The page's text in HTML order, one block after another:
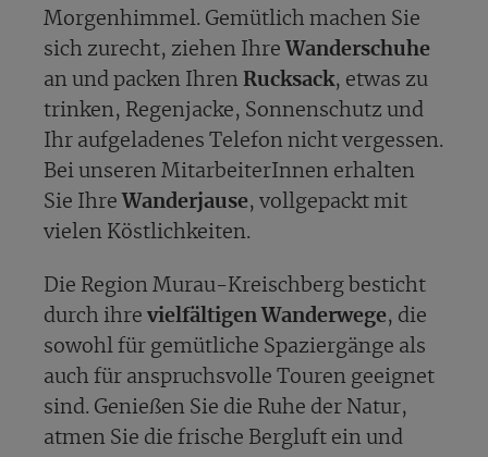
Morgenhimmel. Gemütlich machen Sie
sich zurecht, ziehen Ihre Wanderschuhe
an und packen Ihren Rucksack, etwas zu
trinken, Regenjacke, Sonnenschutz und
Ihr aufgeladenes Telefon nicht vergessen.
Bei unseren MitarbeiterInnen erhalten
Sie Ihre Wanderjause, vollgepackt mit
vielen Köstlichkeiten.
Die Region Murau-Kreischberg besticht
durch ihre vielfältigen Wanderwege, die
sowohl für gemütliche Spaziergänge als
auch für anspruchsvolle Touren geeignet
sind. Genießen Sie die Ruhe der Natur,
atmen Sie die frische Bergluft ein und